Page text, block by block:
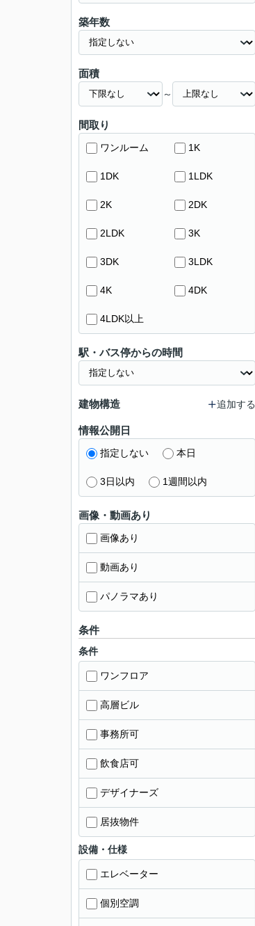
築年数
面積
～
間取り
ワンルーム 1K
1DK 1LDK
2K 2DK
2LDK 3K
3DK 3LDK
4K 4DK
4LDK以上
駅・バス停からの時間
建物構造 追加する
情報公開日
指定しない 本日
3日以内 1週間以内
画像・動画あり
画像あり
動画あり
パノラマあり
条件
条件
ワンフロア
高層ビル
事務所可
飲食店可
デザイナーズ
居抜物件
設備・仕様
エレベーター
個別空調